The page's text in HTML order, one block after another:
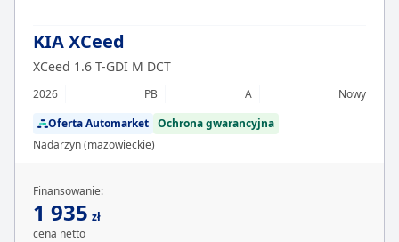
KIA XCeed
XCeed 1.6 T-GDI M DCT
2026 PB A
Nowy
Oferta Automarket Ochrona gwarancyjna
Nadarzyn (mazowieckie)
Finansowanie:
1 935 zł
cena netto